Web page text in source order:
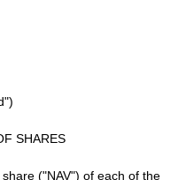
SHARES
("NAV") of each of the